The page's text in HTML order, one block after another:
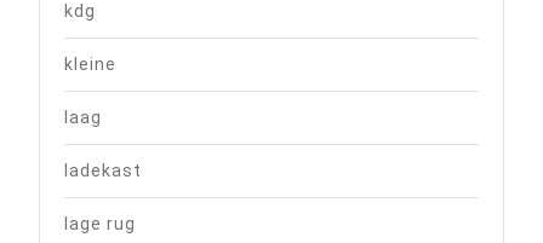
kdg
kleine
laag
ladekast
lage rug